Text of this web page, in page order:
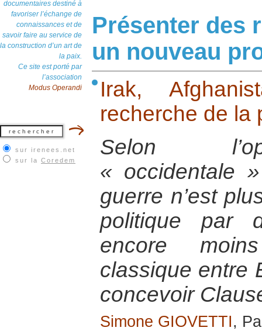
documentaires destiné à
favoriser l’échange de
connaissances et de
savoir faire au service de
la construction d’un art de
la paix.
Ce site est porté par
l’association
Modus Operandi
sur irenees.net
sur la Coredem
Présenter des
un nouveau
Irak,
recherche de la
Selon
« occidentale
guerre n’est
politique par
encore
classique entre
concevoir
Simone GIOVETTI,